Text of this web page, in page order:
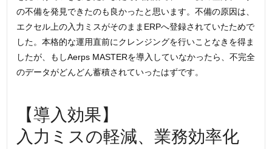
の不備を発見できたのも良かったと思います。不備の原因は、
エクセル上の入力ミスがそのままERPへ登録されていたためで
した。本格的な運用直前にクレンジングを行いことなきを得ま
したが、もしAerps MASTERを導入していなかったら、不完全
のデータがどんどん蓄積されていったはずです。
【導入効果】
入力ミスの軽減、業務効率化